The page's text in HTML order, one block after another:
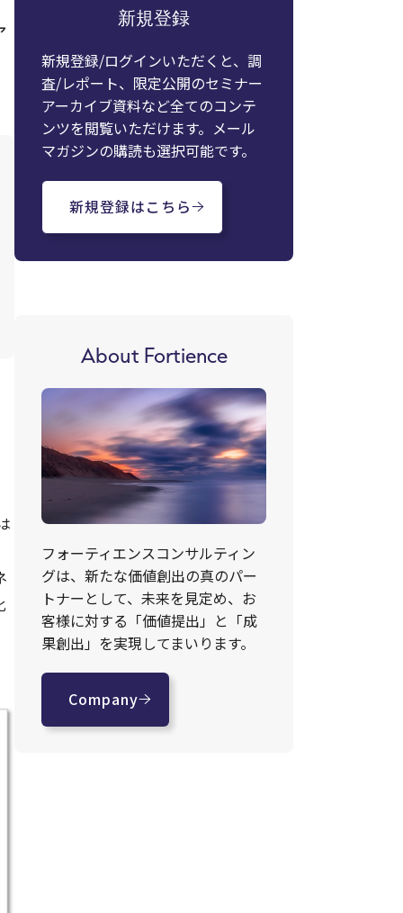
新規登録
新規登録/ログインいただくと、調
査/レポート、限定公開のセミナー
アーカイブ資料など全てのコンテ
ンツを閲覧いただけます。メール
マガジンの購読も選択可能です。
新規登録はこちら
About Fortience
フォーティエンスコンサルティン
グは、新たな価値創出の真のパー
トナーとして、未来を見定め、お
客様に対する「価値提出」と「成
果創出」を実現してまいります。
Company